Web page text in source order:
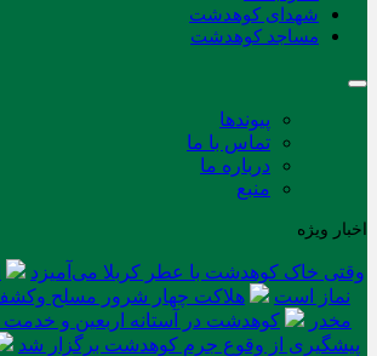
شهدای کوهدشت
مساجد کوهدشت
پیوندها
تماس با ما
درباره ما
منبع
اخبار ویژه
وقتی خاک کوهدشت با عطر کربلا می‌آمیزد
نماز است
مخدر
کوهدشت در آستانه اربعین و خدمت‌
پیشگیری از وقوع جرم کوهدشت برگزار شد